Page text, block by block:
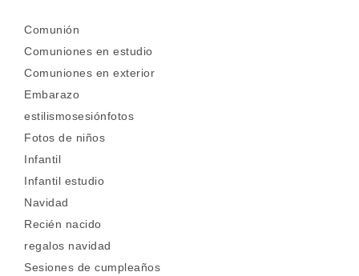
Comunión
Comuniones en estudio
Comuniones en exterior
Embarazo
estilismosesiónfotos
Fotos de niños
Infantil
Infantil estudio
Navidad
Recién nacido
regalos navidad
Sesiones de cumpleaños